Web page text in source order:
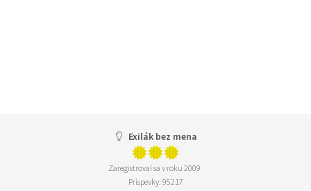
Exilák bez mena
Zaregistroval sa v roku 2009
Príspevky: 95217